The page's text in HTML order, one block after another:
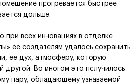
прогревается быстрее
дольше.
при всех инновациях в отделке
её создателям удалось сохранить
её дух, атмосферу, которую
другой. Во многом это получилось
пару, обладающему узнаваемой